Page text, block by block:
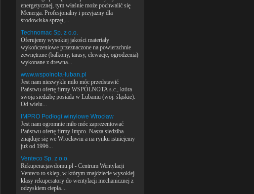
energetycznej, tym właśnie może pochwalić się
Menerga. Profesjonalny i przyjazny dla
środowiska sprzęt,...
Technomac Sp. z o.o.
Oferujemy wysokiej jakości materiały
wykończeniowe przeznaczone na powierzchnie
zewnętrzne (balkony, tarasy, elewacje, ogrodzenia)
wykonane z drewna...
www.wspolnota-luban.pl
Jest nam niezwykle miło móc przedstawić
Państwu ofertę firmy WSPÓLNOTA s.c., która
swoją siedzibę posiada w Lubaniu (woj. śląskie).
Od wielu...
IMPRO Podłogi winylowe Wrocław
Jest nam ogromnie miło móc zaprezentować
Państwu ofertę firmy Impro. Nasza siedziba
znajduje się we Wrocławiu a na rynku istniejemy
już od 1996...
Venteco Sp. z o.o.
Rekuperacjawdomu.pl - Centrum Wentylacji
Venteco to sklep, w którym znajdziecie wysokiej
klasy rekuperatory do wentylacji mechanicznej z
odzyskiem ciepła....